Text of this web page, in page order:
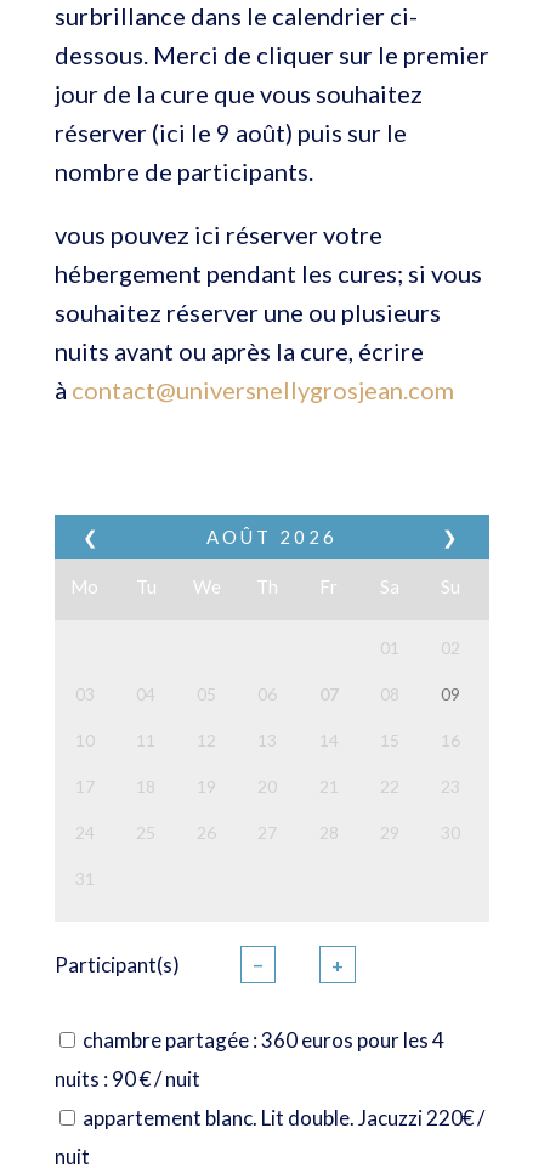
surbrillance dans le calendrier ci-
dessous. Merci de cliquer sur le premier
jour de la cure que vous souhaitez
réserver (ici le 9 août) puis sur le
nombre de participants.
vous pouvez ici réserver votre
hébergement pendant les cures; si vous
souhaitez réserver une ou plusieurs
nuits avant ou après la cure, écrire
à contact@universnellygrosjean.com
❮ ❯
AOÛT 2026
Mo Tu We Th Fr Sa Su
01 02
03 04 05 06 07 08 09
10 11 12 13 14 15 16
17 18 19 20 21 22 23
24 25 26 27 28 29 30
31
Participant(s) − +
chambre partagée : 360 euros pour les 4
nuits : 90 € / nuit
appartement blanc. Lit double. Jacuzzi 220€ /
nuit